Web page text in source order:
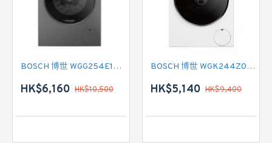
BOSCH 博世 WGG254E1HK 前置式洗衣機 (10 公斤,1400 轉/分鐘)
HK$6,160 HK$10,500
BOSCH 博世 WGK244Z0HK 前置式洗衣機 (9 公斤,1400 轉/分鐘)
HK$5,140 HK$9,400